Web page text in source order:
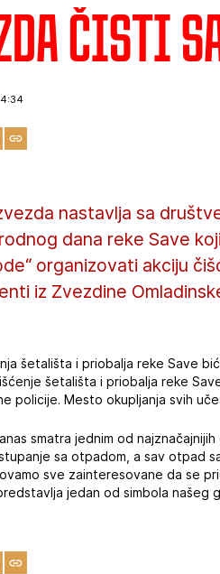
čisti
4:34
nastavlja sa
dana reke Save
organizovati akciju
iz Zvezdine
šetališta i priobalja reke Save
šetališta i priobalja reke
policije. Mesto okupljanja svih
smatra jednim od
sa otpadom, a sav otpad
sve zainteresovane da se
jedan od simbola našeg